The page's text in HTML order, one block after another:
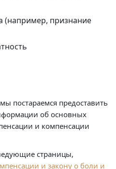
(например, признание
постараемся предоставить
об основных
и компенсации
страницы,
и закону о боли и